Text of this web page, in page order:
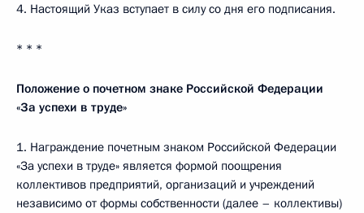
4. Настоящий Указ вступает в силу со дня его подписания.
* * *
Положение о почетном знаке Российской Федерации
«За успехи в труде»
1. Награждение почетным знаком Российской Федерации
«За успехи в труде» является формой поощрения
коллективов предприятий, организаций и учреждений
независимо от формы собственности (далее – коллективы)